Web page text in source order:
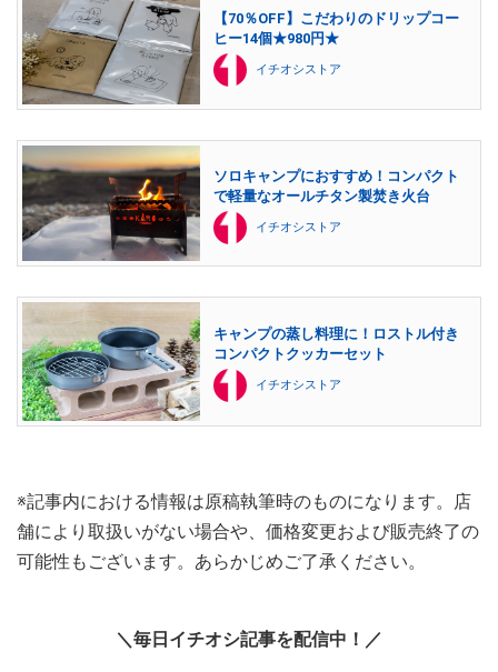
【70％OFF】こだわりのドリップコー
ヒー14個★980円★
イチオシストア
ソロキャンプにおすすめ！コンパクト
で軽量なオールチタン製焚き火台
イチオシストア
キャンプの蒸し料理に！ロストル付き
コンパクトクッカーセット
イチオシストア
※記事内における情報は原稿執筆時のものになります。店
舗により取扱いがない場合や、価格変更および販売終了の
可能性もございます。あらかじめご了承ください。
＼毎日イチオシ記事を配信中！／